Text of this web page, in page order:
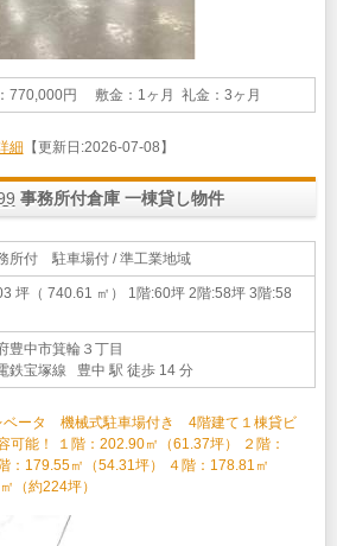
770,000円 敷金：1ヶ月 礼金：3ヶ月
細 【更新日:2026-07-08】
事務所付倉庫 一棟貸し物件
所付 駐車場付 / 準工業地域
坪（ 740.61 ㎡）
1階:60坪 2階:58坪 3階:58
豊中市箕輪３丁目
鉄宝塚線 豊中 駅 徒歩 14 分
ベータ 機械式駐車場付き 4階建て１棟貸ビ
能！ １階：202.90㎡（61.37坪） ２階：
：179.55㎡（54.31坪） ４階：178.81㎡
（約224坪）